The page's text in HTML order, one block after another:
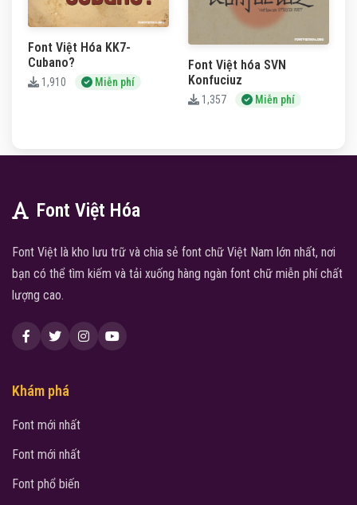
Font Việt Hóa KK7-
Cubano?
1,910 Miễn phí
Font Việt hóa SVN
Konfuciuz
1,357 Miễn phí
Font Việt Hóa
Font Việt là kho lưu trữ và chia sẻ font chữ Việt Nam lớn nhất, nơi
bạn có thể tìm kiếm và tải xuống hàng ngàn font chữ miễn phí chất
lượng cao.
Khám phá
Font mới nhất
Font mới nhất
Font phổ biến